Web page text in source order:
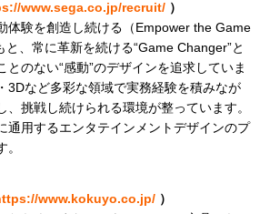
www.sega.co.jp/recruit/ ）
体験を創造し続ける（Empower the Game
、常に革新を続ける“Game Changer”と
とのない“感動”のデザインを追求していま
3Dなど多彩な領域で実務経験を積みなが
、挑戦し続けられる環境が整っています。
通用するエンタテインメントデザインのプ
www.kokuyo.co.jp/ ）